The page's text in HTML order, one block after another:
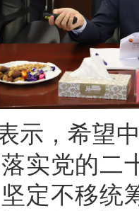
示，希望
实党的二
定不移统